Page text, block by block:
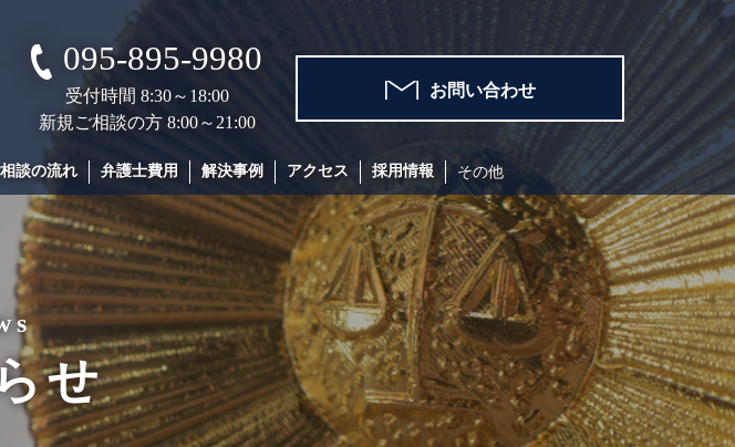
お問い合わせ
095-895-9980
受付時間 8:30～18:00
新規ご相談の方 8:00～21:00
談の流れ 弁護士費用 解決事例 アクセス 採用情報 その他
せ